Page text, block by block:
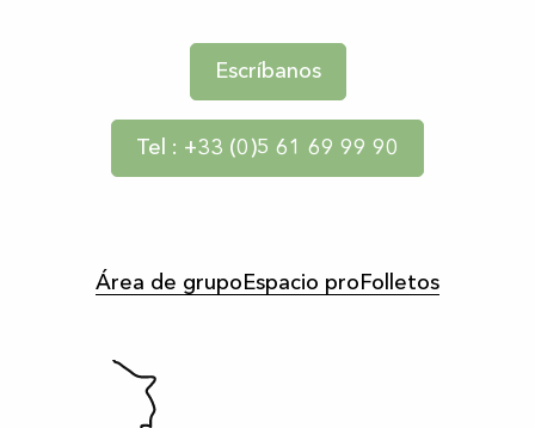
Escríbanos
Tel : +33 (0)5 61 69 99 90
Área de grupo Espacio pro Folletos